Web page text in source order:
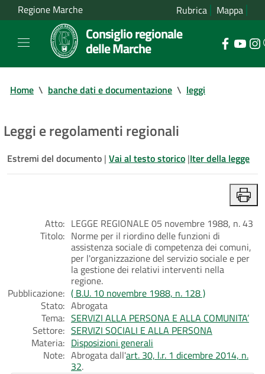
Regione Marche Rubrica Mappa
Consiglio regionale
delle Marche
Home \ banche dati e documentazione \ leggi
Leggi e regolamenti regionali
Estremi del documento | Vai al testo storico |Iter della legge
Atto: LEGGE REGIONALE 05 novembre 1988, n. 43
Titolo: Norme per il riordino delle funzioni di
assistenza sociale di competenza dei comuni,
per l'organizzazione del servizio sociale e per
la gestione dei relativi interventi nella
regione.
Pubblicazione: ( B.U. 10 novembre 1988, n. 128 )
Stato: Abrogata
Tema: SERVIZI ALLA PERSONA E ALLA COMUNITA’
Settore: SERVIZI SOCIALI E ALLA PERSONA
Materia: Disposizioni generali
Note: Abrogata dall'art. 30, l.r. 1 dicembre 2014, n.
32.